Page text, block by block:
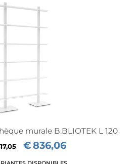
murale B.BLIOTEK L 120
€836,06